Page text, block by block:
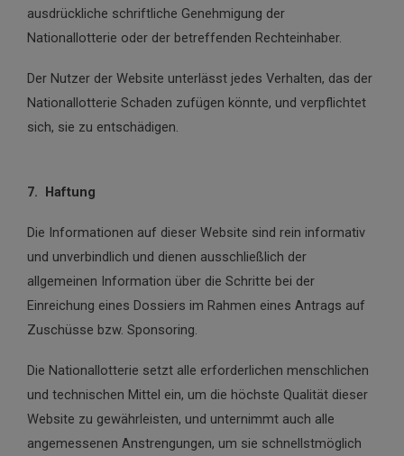
ausdrückliche schriftliche Genehmigung der
Nationallotterie oder der betreffenden Rechteinhaber.
Der Nutzer der Website unterlässt jedes Verhalten, das der
Nationallotterie Schaden zufügen könnte, und verpflichtet
sich, sie zu entschädigen.
7. Haftung
Die Informationen auf dieser Website sind rein informativ
und unverbindlich und dienen ausschließlich der
allgemeinen Information über die Schritte bei der
Einreichung eines Dossiers im Rahmen eines Antrags auf
Zuschüsse bzw. Sponsoring.
Die Nationallotterie setzt alle erforderlichen menschlichen
und technischen Mittel ein, um die höchste Qualität dieser
Website zu gewährleisten, und unternimmt auch alle
angemessenen Anstrengungen, um sie schnellstmöglich